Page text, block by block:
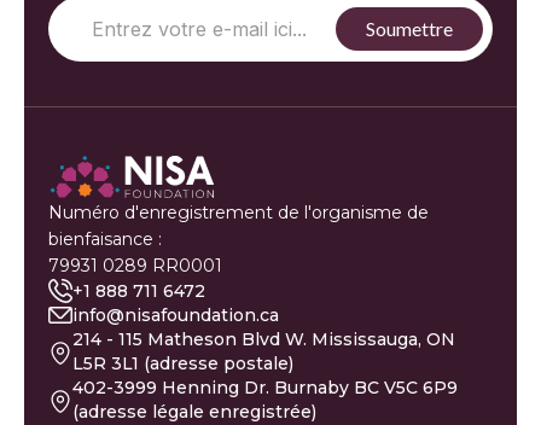
Numéro d'enregistrement de l'organisme de
bienfaisance :
79931 0289 RR0001
+1 888 711 6472
info@nisafoundation.ca
214 - 115 Matheson Blvd W. Mississauga, ON
L5R 3L1 (adresse postale)
402-3999 Henning Dr. Burnaby BC V5C 6P9
(adresse légale enregistrée)